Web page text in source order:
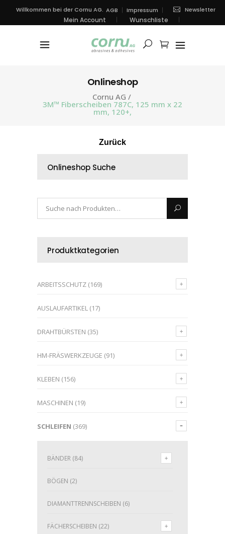
Willkommen bei der Cornu AG. AGB Impressum Newsletter
Mein Account Wunschliste
Onlineshop
Cornu AG /
3M™ Fiberscheiben 787C, 125 mm x 22
mm, 120+,
Zurück
Onlineshop Suche
Produktkategorien
ARBEITSSCHUTZ (169)
AUSLAUFARTIKEL (17)
DRAHTBÜRSTEN (35)
HM-FRÄSWERKZEUGE (91)
KLEBEN (156)
MASCHINEN (19)
SCHLEIFEN (369)
BÄNDER (84)
BÖGEN (2)
DIAMANTTRENNSCHEIBEN (6)
FÄCHERSCHEIBEN (22)